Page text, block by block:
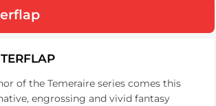
of the Temeraire series comes this
engrossing and vivid fantasy